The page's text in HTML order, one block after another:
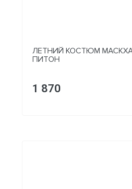
ЛЕТНИЙ КОСТЮМ
ПИТОН
1 870